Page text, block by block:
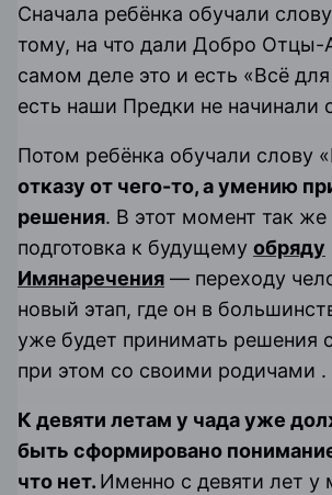
Сначала ребёнка обучали
тому, на что дали Добро
самом деле это и есть «Всё
есть наши Предки не начинали
Потом ребёнка обучали слову
отказу от чего-то, а умению
решения. В этот момент так
подготовка к будущему обряду
Имянаречения — переходу
новый этап, где он в
уже будет принимать решения
при этом со своими родичами .
К девяти летам у чада уже
быть сформировано
что нет. Именно с девяти лет у